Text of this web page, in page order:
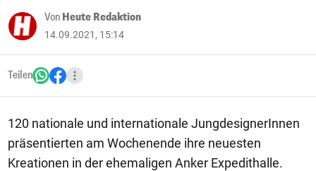
Von Heute Redaktion
14.09.2021, 15:14
Teilen
120 nationale und internationale JungdesignerInnen
präsentierten am Wochenende ihre neuesten
Kreationen in der ehemaligen Anker Expedithalle.